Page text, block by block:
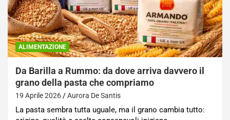
ALIMENTAZIONE
Da Barilla a Rummo: da dove arriva davvero il
grano della pasta che compriamo
19 Aprile 2026 Aurora De Santis
La pasta sembra tutta uguale, ma il grano cambia tutto: